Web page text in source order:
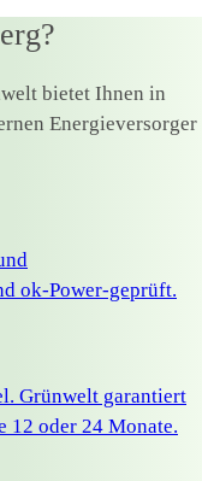
bietet Ihnen in
Energieversorger
ok-Power-geprüft.
Grünwelt garantiert
12 oder 24 Monate.